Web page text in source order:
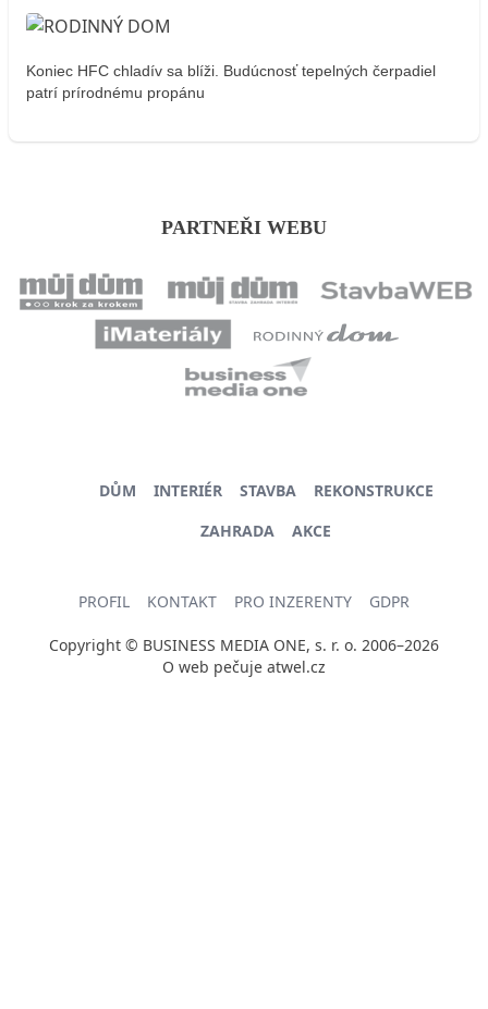
Koniec HFC chladív sa blíži. Budúcnosť tepelných čerpadiel
patrí prírodnému propánu
PARTNEŘI WEBU
DŮM INTERIÉR STAVBA
REKONSTRUKCE
ZAHRADA
AKCE
PROFIL KONTAKT PRO INZERENTY GDPR
Copyright © BUSINESS MEDIA ONE, s. r. o. 2006–2026